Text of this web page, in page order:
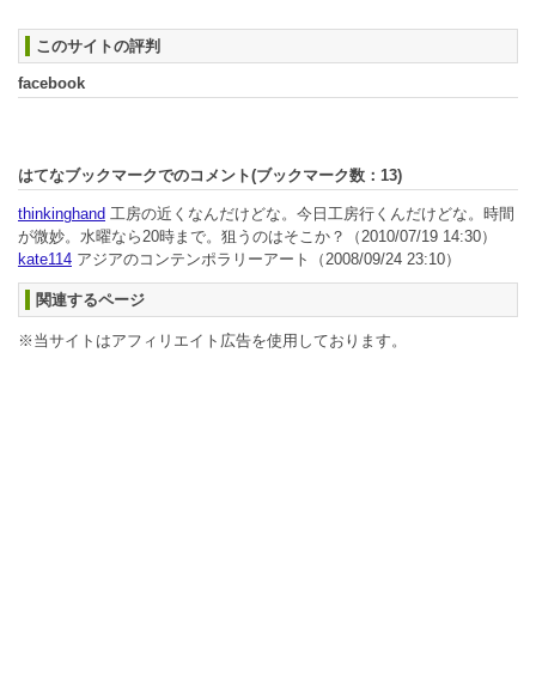
このサイトの評判
facebook
はてなブックマークでのコメント(ブックマーク数： 13)
thinkinghand 工房の近くなんだけどな。今日工房行くんだけどな。時間
が微妙。水曜なら20時まで。狙うのはそこか？
（2010/07/19 14:30）
kate114 アジアのコンテンポラリーアート （2008/09/24 23:10）
関連するページ
※当サイトはアフィリエイト広告を使用しております。